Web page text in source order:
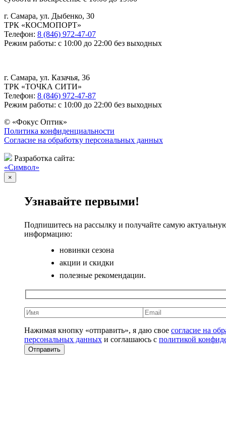
г. Самара, ул. Дыбенко, 30
ТРК «КОСМОПОРТ»
Телефон: 8 (846) 972-47-07
Режим работы: с 10:00 до 22:00 без выходных
г. Самара, ул. Казачья, 36
ТРК «ТОЧКА СИТИ»
Телефон: 8 (846) 972-47-87
Режим работы: с 10:00 до 22:00 без выходных
© «Фокус Оптик»
Политика конфиденциальности
Согласие на обработку персональных данных
Разработка сайта:
«Символ»
×
Узнавайте первыми!
Подпишитесь на рассылку и получайте самую
информацию:
новинки сезона
акции и скидки
полезные рекомендации.
Нажимая кнопку «отправить», я даю свое согласие на
персональных данных и соглашаюсь с политикой